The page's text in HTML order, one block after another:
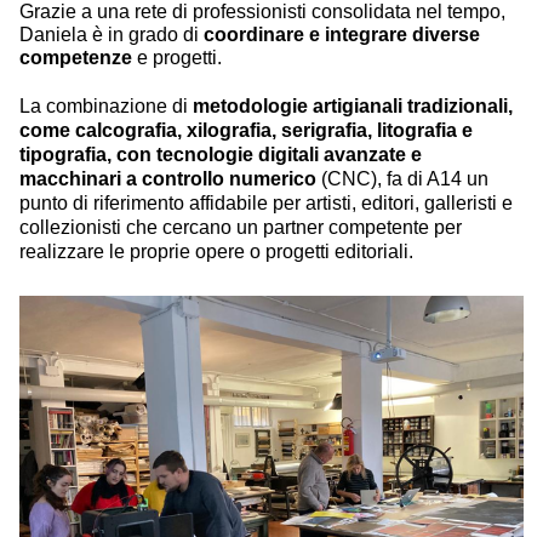
Grazie a una rete di professionisti consolidata nel tempo,
Daniela è in grado di coordinare e integrare diverse
competenze e progetti.
La combinazione di metodologie artigianali tradizionali,
come calcografia, xilografia, serigrafia, litografia e
tipografia, con tecnologie digitali avanzate e
macchinari a controllo numerico (CNC), fa di A14 un
punto di riferimento affidabile per artisti, editori, galleristi e
collezionisti che cercano un partner competente per
realizzare le proprie opere o progetti editoriali.